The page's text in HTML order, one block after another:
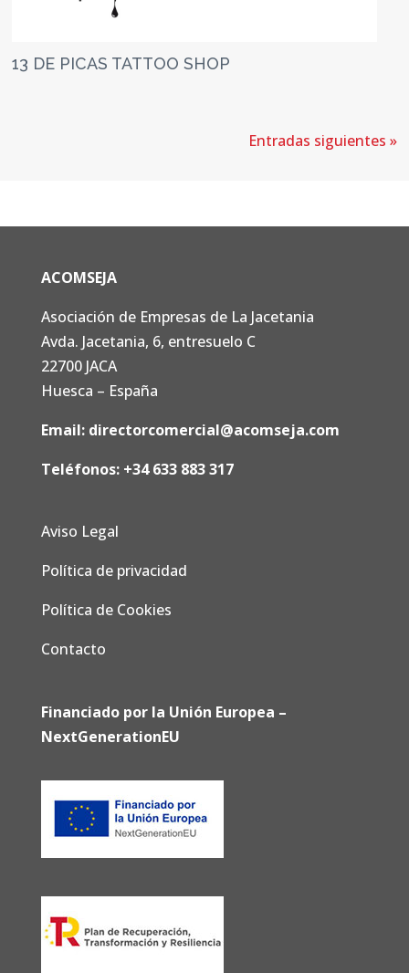
13 DE PICAS TATTOO SHOP
Entradas siguientes »
ACOMSEJA
Asociación de Empresas de La Jacetania
Avda. Jacetania, 6, entresuelo C
22700 JACA
Huesca – España
Email: directorcomercial@acomseja.com
Teléfonos: +34 633 883 317
Aviso Legal
Política de privacidad
Política de Cookies
Contacto
Financiado por la Unión Europea –
NextGenerationEU